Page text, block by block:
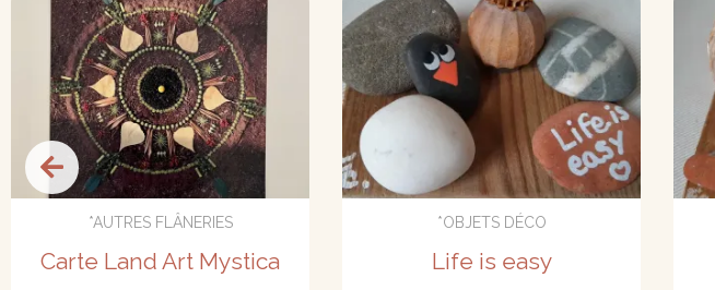
*AUTRES FLÂNERIES
Carte Land Art Mystica
*OBJETS DÉCO
Life is easy